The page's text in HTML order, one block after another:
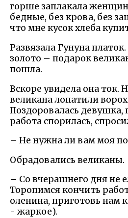
горше заплакала
бедные, без крова, без
что мне кусок хлеба
Развязала Гунуна
золото – подарок
пошла.
Вскоре увидела она ток.
великана лопатили
Поздоровалась девушка,
работа спорилась,
– Не нужна ли вам моя
Обрадовались великаны.
– Со вчерашнего дня не
Торопимся кончить
оленина, приготовь нам
- жаркое).